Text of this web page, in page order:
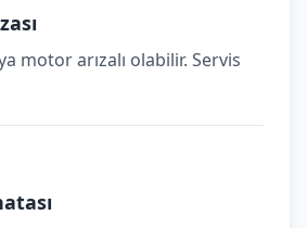
motor arızalı olabilir. Servis